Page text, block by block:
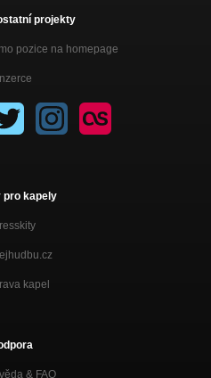
projekty
pozice na homepage
pro kapely
kapel
& FAQ